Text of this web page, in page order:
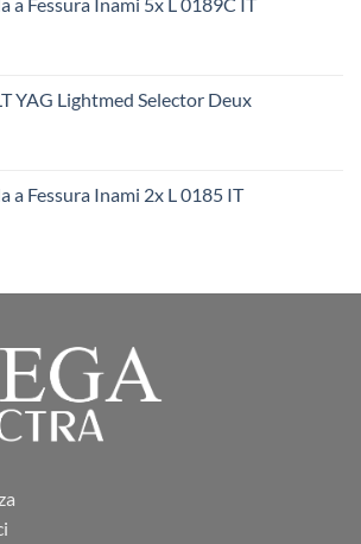
YAG Lightmed Selector Deux
a Fessura Inami 2x L 0185 IT